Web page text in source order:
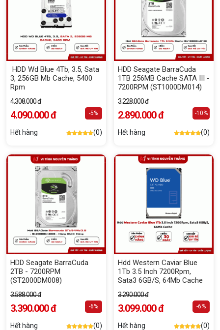
HDD Wd Blue 4Tb, 3.5, Sata
3, 256GB Mb Cache, 5400
Rpm
4.308.000 đ
4.090.000 đ -5%
Hết hàng (0)
HDD Seagate BarraCuda
1TB 256MB Cache SATA III -
7200RPM (ST1000DM014)
3.228.000 đ
2.890.000 đ -10%
Hết hàng (0)
HDD Seagate BarraCuda
2TB - 7200RPM
(ST2000DM008)
3.588.000 đ
3.390.000 đ -6%
Hết hàng (0)
Hdd Western Caviar Blue
1Tb 3.5 Inch 7200Rpm,
Sata3 6GB/S, 64Mb Cache
3.290.000 đ
3.099.000 đ -6%
Hết hàng (0)